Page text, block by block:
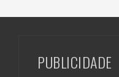
PUBLICIDADE